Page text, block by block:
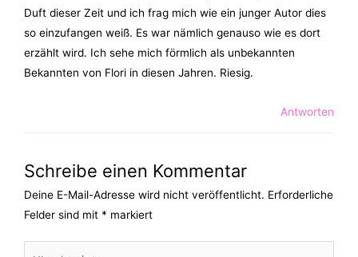
Duft dieser Zeit und ich frag mich wie ein junger Autor dies
so einzufangen weiß. Es war nämlich genauso wie es dort
erzählt wird. Ich sehe mich förmlich als unbekannten
Bekannten von Flori in diesen Jahren. Riesig.
Antworten
Schreibe einen Kommentar
Deine E-Mail-Adresse wird nicht veröffentlicht. Erforderliche
Felder sind mit * markiert